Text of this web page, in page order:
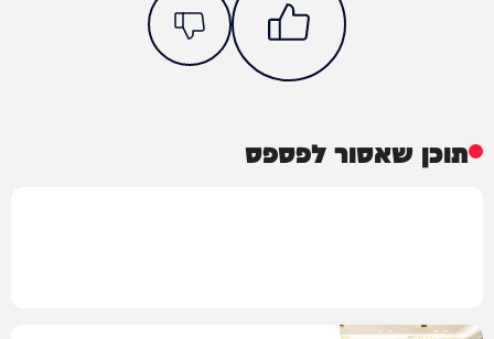
תוכן שאסור לפספס